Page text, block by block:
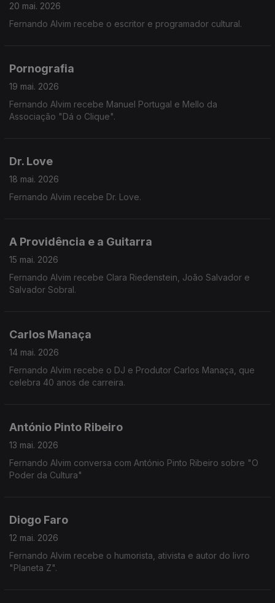
20 mai. 2026
Fernando Alvim recebe o escritor e programador cultural.
Pornografia
19 mai. 2026
Fernando Alvim recebe Manuel Portugal e Mello da
Associação "Dá o Clique".
Dr. Love
18 mai. 2026
Fernando Alvim recebe Dr. Love.
A Providência e a Guitarra
15 mai. 2026
Fernando Alvim recebe Clara Riedenstein, João Salvador e
Salvador Sobral.
Carlos Manaça
14 mai. 2026
Fernando Alvim recebe o DJ e Produtor Carlos Manaça, que
celebra 40 anos de carreira.
António Pinto Ribeiro
13 mai. 2026
Fernando Alvim conversa com António Pinto Ribeiro sobre "O
Poder da Cultura"
Diogo Faro
12 mai. 2026
Fernando Alvim recebe o humorista, ativista e autor do livro
"Planeta Z".